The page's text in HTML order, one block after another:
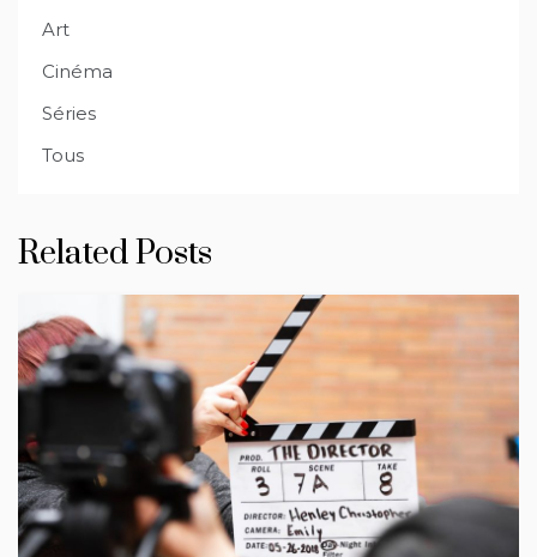
Art
Cinéma
Séries
Tous
Related Posts